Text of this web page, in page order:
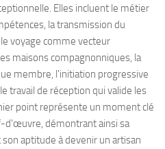
Elles incluent le métier
la transmission du
voyage comme vecteur
maisons compagnonniques, la
membre, l'initiation progressive
travail de réception qui valide les
point représente un moment clé
d'œuvre, démontrant ainsi sa
aptitude à devenir un artisan